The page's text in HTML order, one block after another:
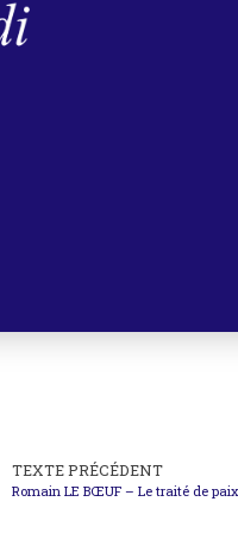
TEXTE PRÉCÉDENT
Romain LE BŒUF – Le traité de